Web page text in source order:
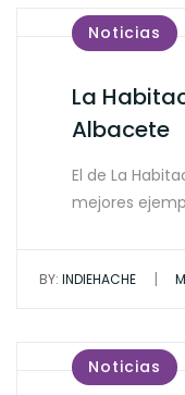
Noticias
La
Albacete
El de La
mejores
BY: INDIEHACHE |
Noticias